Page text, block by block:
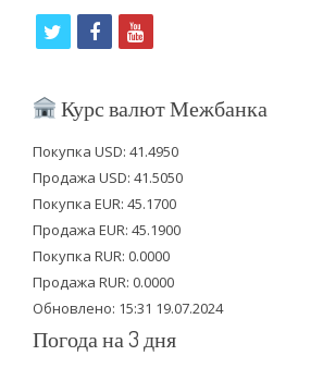
i
t
e
r
f
c
b
o
o
k
y
u
u
b
e
Курс валют Межбанка
Покупка USD: 41.4950
Продажа USD: 41.5050
Покупка EUR: 45.1700
Продажа EUR: 45.1900
Покупка RUR: 0.0000
Продажа RUR: 0.0000
Обновлено: 15:31 19.07.2024
Погода на 3 дня